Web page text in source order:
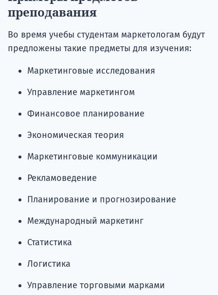
преподавания
Во время учебы студентам маркетологам будут
предложены такие предметы для изучения:
Маркетинговые исследования
Управление маркетингом
Финансовое планирование
Экономическая теория
Маркетинговые коммуникации
Рекламоведение
Планирование и прогнозирование
Международный маркетинг
Статистика
Логистика
Управление торговыми марками